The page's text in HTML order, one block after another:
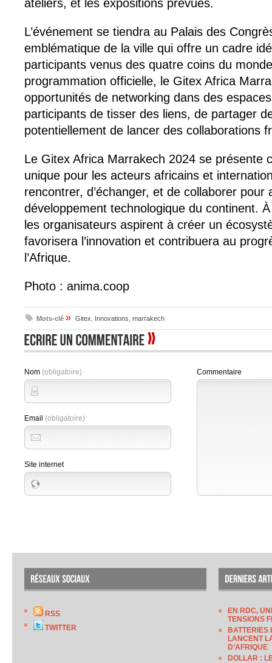
ateliers, et les expositions prévues.
L’événement se tiendra au Palais des
emblématique de la ville qui offre un cadre
participants venus des quatre coins du
programmation officielle, le Gitex Africa
opportunités de networking dans des
participants de tisser des liens, de partager
potentiellement de lancer des collaborations
Le Gitex Africa Marrakech 2024 se présente
unique pour les acteurs africains et
rencontrer, d’échanger, et de collaborer pour
développement technologique du continent.
les organisateurs aspirent à créer un
favorisera l’innovation et contribuera au
l’Afrique.
Photo : anima.coop
Mots-clé » Gitex Innovations marrakech
Nom (obligatoire)
Email (obligatoire)
Site internet
Commentaire
RSS
TWITTER
EN RDC,
TENSIONS
BATTERIES
LANCENT
D’AFRIQUE
DOLLAR :